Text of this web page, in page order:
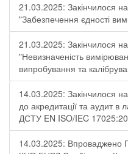
21.03.2025: Закінчилося
"Забезпечення єдності
21.03.2025: Закінчилося
"Невизначеність
випробування та
14.03.2025: Закінчилося
до акредитації та аудит в
ДСТУ EN ISO/IEC
14.03.2025: Впроваджено